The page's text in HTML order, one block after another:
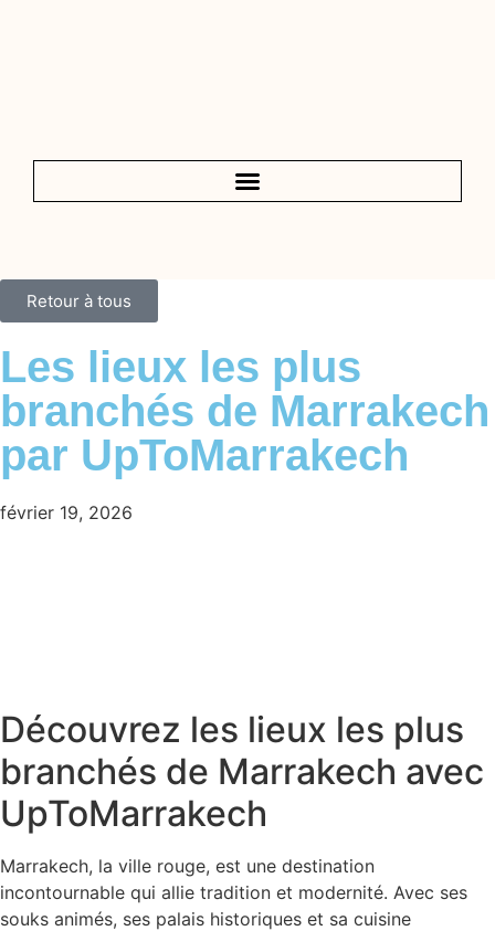
Retour à tous
Les lieux les plus
branchés de Marrakech
par UpToMarrakech
février 19, 2026
Découvrez les lieux les plus
branchés de Marrakech avec
UpToMarrakech
Marrakech, la ville rouge, est une destination
incontournable qui allie tradition et modernité. Avec ses
souks animés, ses palais historiques et sa cuisine